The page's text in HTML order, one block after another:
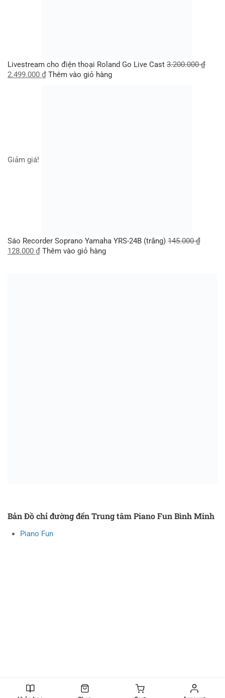
Livestream cho điện thoại Roland Go Live Cast 3.200.000₫
2.499.000 ₫ Thêm vào giỏ hàng
Giảm giá!
Sáo Recorder Soprano Yamaha YRS-24B (trắng) 145.000₫
128.000 ₫ Thêm vào giỏ hàng
Bản Đồ chỉ đường đến Trung tâm Piano Fun Bình Minh
Piano Fun